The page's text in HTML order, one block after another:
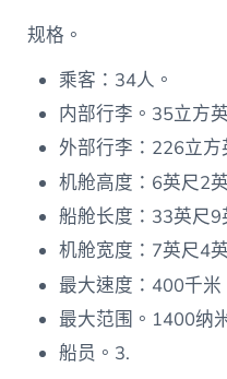
规格。
乘客：34人。
内部行李。35立方
外部行李：226立方
机舱高度：6英尺2
船舱长度：33英尺9
机舱宽度：7英尺4
最大速度：400千米
最大范围。1400纳
船员。3.